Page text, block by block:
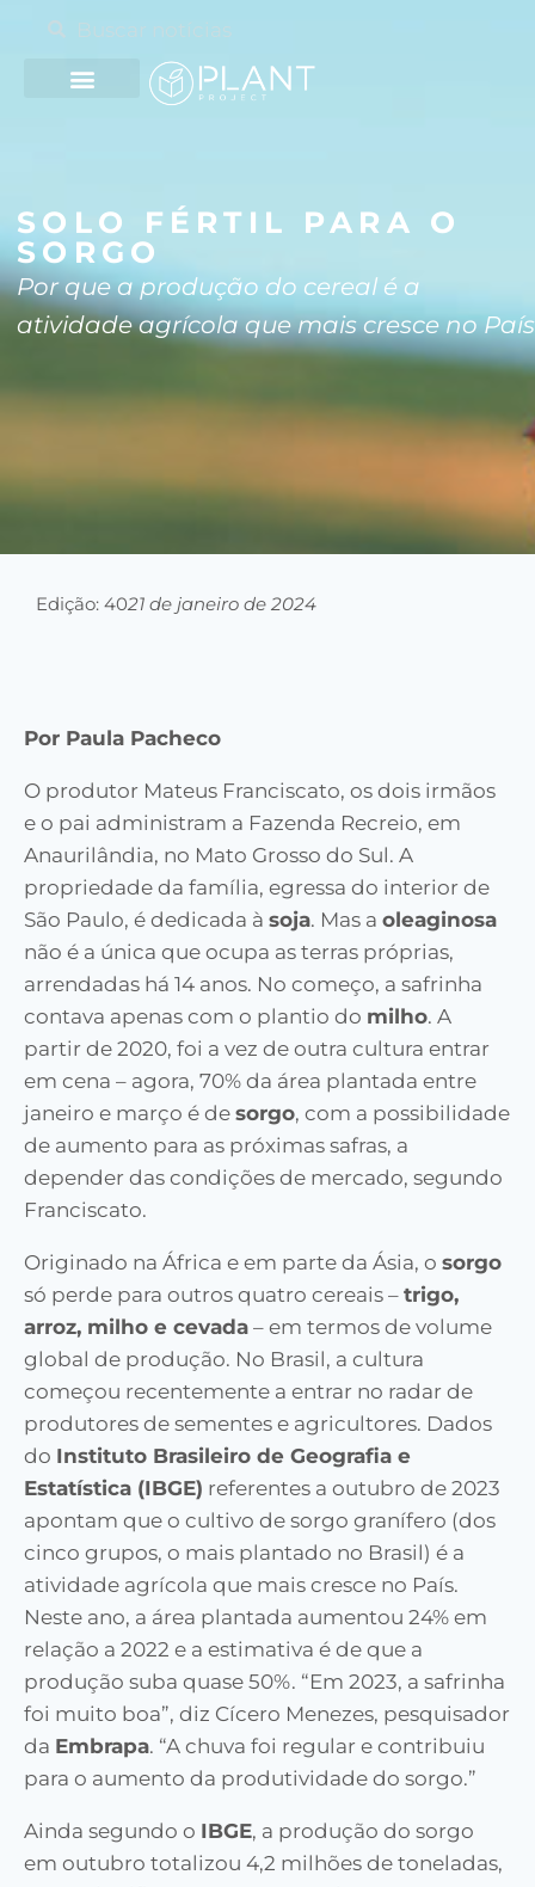
SOLO FÉRTIL PARA O
SORGO
Por que a produção do cereal é a
atividade agrícola que mais cresce no País
Edição: 4021 de janeiro de 2024
Por Paula Pacheco
O produtor Mateus Franciscato, os dois irmãos
e o pai administram a Fazenda Recreio, em
Anaurilândia, no Mato Grosso do Sul. A
propriedade da família, egressa do interior de
São Paulo, é dedicada à soja. Mas a oleaginosa
não é a única que ocupa as terras próprias,
arrendadas há 14 anos. No começo, a safrinha
contava apenas com o plantio do milho. A
partir de 2020, foi a vez de outra cultura entrar
em cena – agora, 70% da área plantada entre
janeiro e março é de sorgo, com a possibilidade
de aumento para as próximas safras, a
depender das condições de mercado, segundo
Franciscato.
Originado na África e em parte da Ásia, o sorgo
só perde para outros quatro cereais – trigo,
arroz, milho e cevada – em termos de volume
global de produção. No Brasil, a cultura
começou recentemente a entrar no radar de
produtores de sementes e agricultores. Dados
do Instituto Brasileiro de Geografia e
Estatística (IBGE) referentes a outubro de 2023
apontam que o cultivo de sorgo granífero (dos
cinco grupos, o mais plantado no Brasil) é a
atividade agrícola que mais cresce no País.
Neste ano, a área plantada aumentou 24% em
relação a 2022 e a estimativa é de que a
produção suba quase 50%. “Em 2023, a safrinha
foi muito boa”, diz Cícero Menezes, pesquisador
da Embrapa. “A chuva foi regular e contribuiu
para o aumento da produtividade do sorgo.”
Ainda segundo o IBGE, a produção do sorgo
em outubro totalizou 4,2 milhões de toneladas,